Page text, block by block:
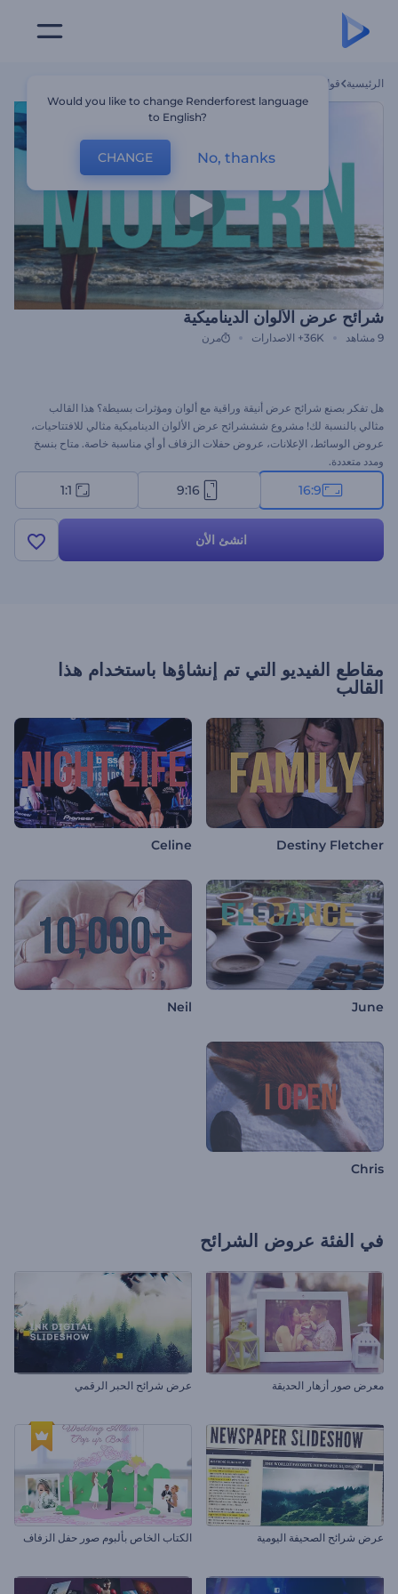
الرئيسية قوالب
شرائح عرض الألوان الديناميكية
9 مشاهد 36K+ الاصدارات مرن
هل تفكر بصنع شرائح عرض أنيقة وراقية مع ألوان ومؤثرات بسيطة؟ هذا القالب
مثالي بالنسبة لك! مشروع شششرائح عرض الألوان الديناميكية مثالي للافتتاحيات،
عروض الوسائط، الإعلانات، عروض حفلات الزفاف أو أي مناسبة خاصة. متاح بنسخ
ومدد متعددة.
16:9
9:16
1:1
انشئ الأن
مقاطع الفيديو التي تم إنشاؤها باستخدام هذا
القالب
Destiny Fletcher
Celine
June
Neil
Chris
في الفئة عروض الشرائح
معرض صور أزهار الحديقة عرض شرائح الحبر الرقمي
عرض شرائح الصحيفة اليومية الكتاب الخاص بألبوم صور حفل الزفاف
Would you like to change Renderforest language
to English?
CHANGE No, thanks